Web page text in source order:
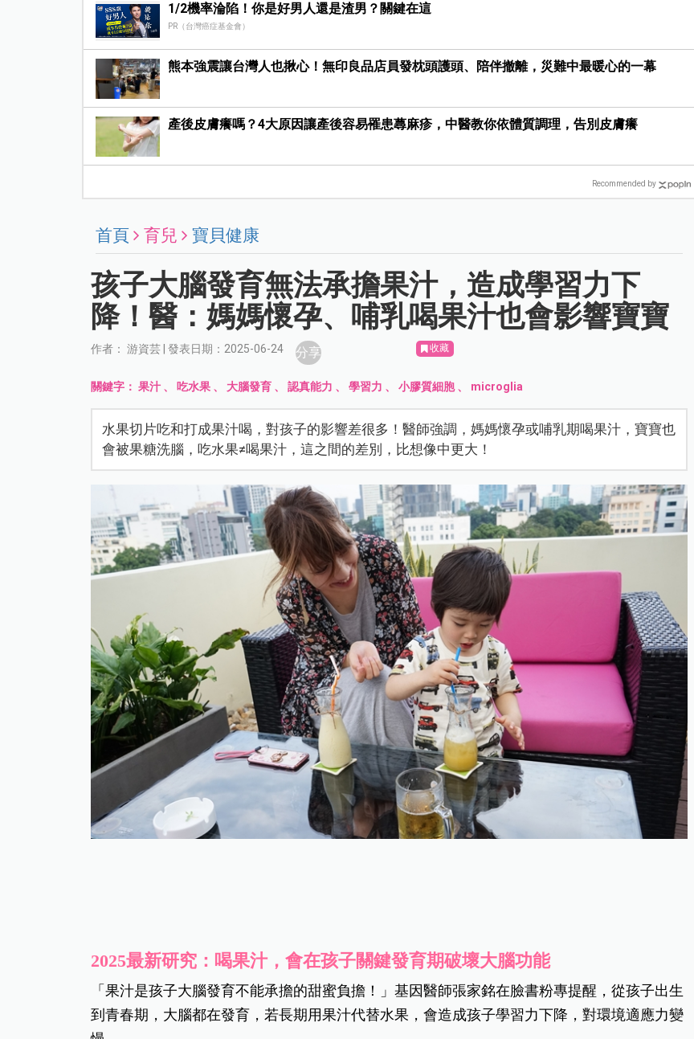
1/2機率淪陷！你是好男人還是渣男？關鍵在這
PR（台灣癌症基金會）
熊本強震讓台灣人也揪心！無印良品店員發枕頭護頭、陪伴撤離，災難中最暖心的一幕
產後皮膚癢嗎？4大原因讓產後容易罹患蕁麻疹，中醫教你依體質調理，告別皮膚癢
Recommended by
首頁 育兒 寶貝健康
孩子大腦發育無法承擔果汁，造成學習力下
降！醫：媽媽懷孕、哺乳喝果汁也會影響寶寶
作者： 游資芸 | 發表日期：2025-06-24 分享 收藏
關鍵字：果汁 、 吃水果 、 大腦發育 、認真能力 、學習力 、小膠質細胞、 microglia
水果切片吃和打成果汁喝，對孩子的影響差很多！醫師強調，媽媽懷孕或哺乳期喝果汁，寶寶也
會被果糖洗腦，吃水果≠喝果汁，這之間的差別，比想像中更大！
2025最新研究：喝果汁，會在孩子關鍵發育期破壞大腦功能
「果汁是孩子大腦發育不能承擔的甜蜜負擔！」基因醫師張家銘在臉書粉專提醒，從孩子出生
到青春期，大腦都在發育，若長期用果汁代替水果，會造成孩子學習力下降，對環境適應力變